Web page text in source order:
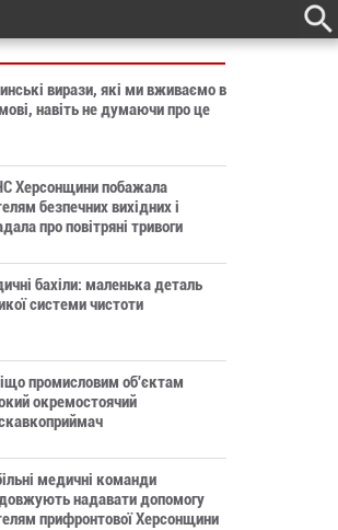
вирази, які ми вживаємо в
навіть не думаючи про це
Херсонщини побажала
безпечних вихідних і
про повітряні тривоги
бахіли: маленька деталь
системи чистоти
промисловим об'єктам
окремостоячий
медичні команди
надавати допомогу
прифронтової Херсонщини